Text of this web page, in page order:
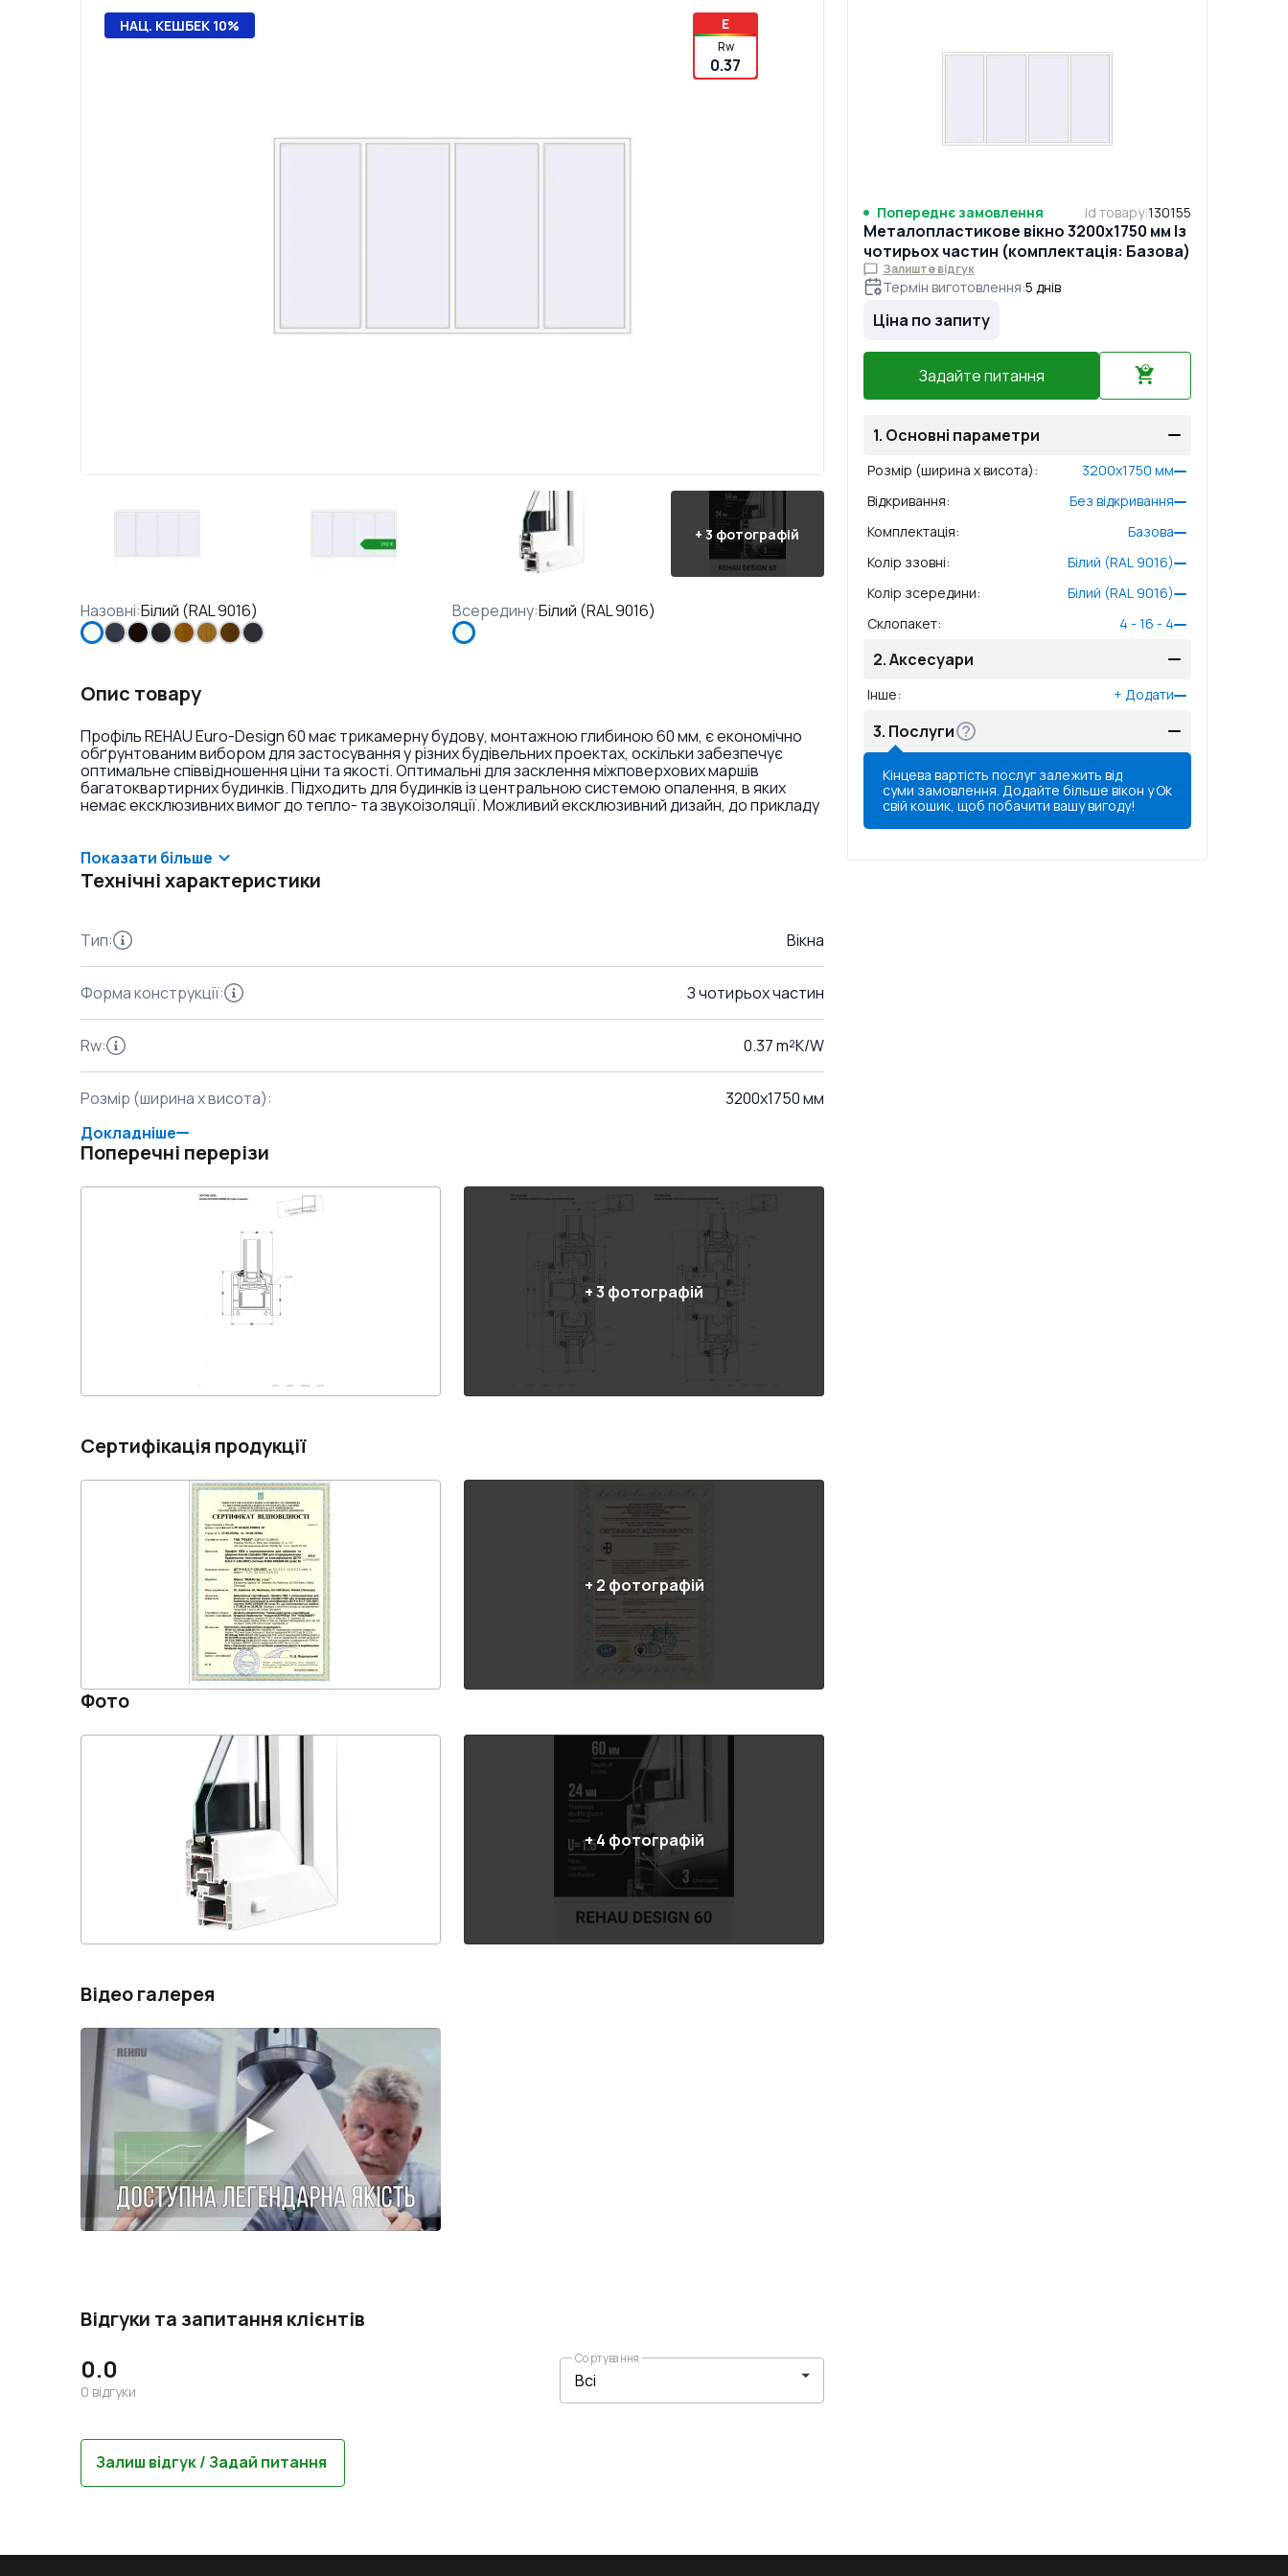
НАЦ. КЕШБЕК 10% E
Rw
0.37
+3 фотографій
Назовні:Білий (RAL 9016) Всередину:Білий (RAL 9016)
Опис товару
Профіль REHAU Euro-Design 60 має трикамерну будову, монтажною глибиною 60 мм, є економічно
обґрунтованим вибором для застосування у різних будівельних проектах, оскільки забезпечує
оптимальне співвідношення ціни та якості. Оптимальні для засклення міжповерхових маршів
багатоквартирних будинків. Підходить для будинків із центральною системою опалення, в яких
немає ексклюзивних вимог до тепло- та звукоізоляції. Можливий ексклюзивний дизайн, до прикладу
Показати більше
Технічні характеристики
Тип: Вікна
Форма конструкції: З чотирьох частин
Rw: 0.37 m²K/W
Розмір (ширина x висота):
3200x1750 мм
Докладніше
Поперечні перерізи
+3 фотографій
Сертифікація продукції
+2 фотографій
Фото
+4 фотографій
Відео галерея
Відгуки та запитання клієнтів
0.0
0 відгуки
Сортування
Залиш відгук / Задай питання
Попереднє замовлення id товару:130155
Металопластикове вікно 3200x1750 мм Із
чотирьох частин (комплектація: Базова)
Залиште відгук
Термін виготовлення:5 днів
Ціна по запиту
Задайте питання
1. Основні параметри
Розмір (ширина x висота): 3200x1750 мм
Відкривання:
Без відкривання
Комплектація:
Базова
Колір ззовні:
Білий (RAL 9016)
Колір зсередини:
Білий (RAL 9016)
Склопакет: 4 - 16 - 4
2.Аксесуари
Інше: + Додати
3. Послуги
Кінцева вартість послуг залежить від
суми замовлення. Додайте більше вікон у
свій кошик, щоб побачити вашу вигоду!
Ok